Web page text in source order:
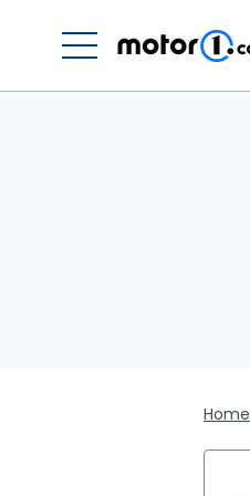
Home